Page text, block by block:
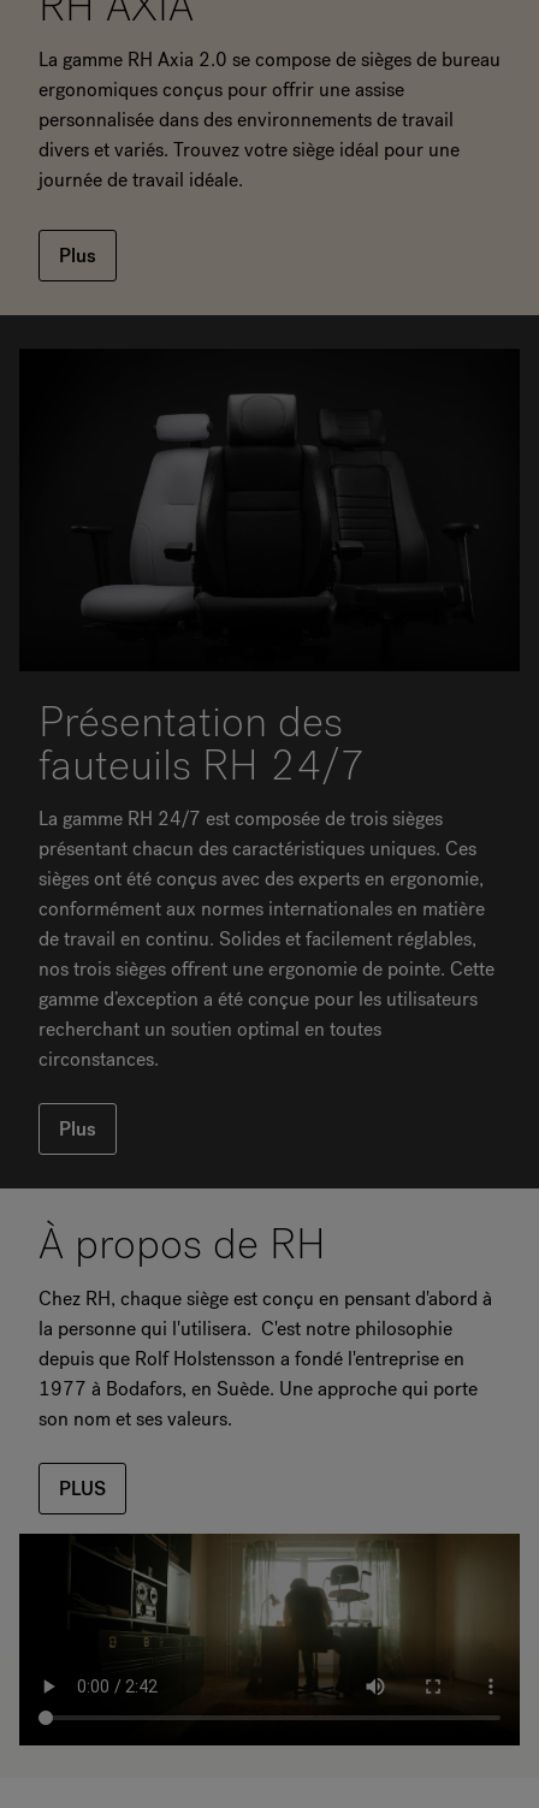
La gamme RH Axia 2.0 se compose de sièges de bureau
ergonomiques conçus pour offrir une assise
personnalisée dans des environnements de travail
divers et variés. Trouvez votre siège idéal pour une
journée de travail idéale.
Plus
Présentation des
fauteuils RH 24/7
La gamme RH 24/7 est composée de trois sièges
présentant chacun des caractéristiques uniques. Ces
sièges ont été conçus avec des experts en ergonomie,
conformément aux normes internationales en matière
de travail en continu. Solides et facilement réglables,
nos trois sièges offrent une ergonomie de pointe. Cette
gamme d’exception a été conçue pour les utilisateurs
recherchant un soutien optimal en toutes
circonstances.
Plus
À propos de RH
Chez RH, chaque siège est conçu en pensant d'abord à
la personne qui l'utilisera. C'est notre philosophie
depuis que Rolf Holstensson a fondé l'entreprise en
1977 à Bodafors, en Suède. Une approche qui porte
son nom et ses valeurs.
PLUS